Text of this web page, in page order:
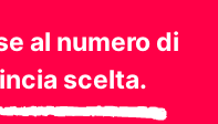
al numero di
scelta.